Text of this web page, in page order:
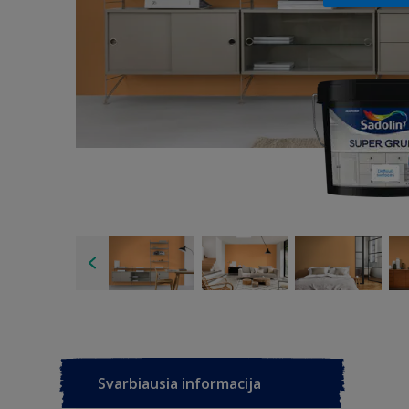
Svarbiausia informacija